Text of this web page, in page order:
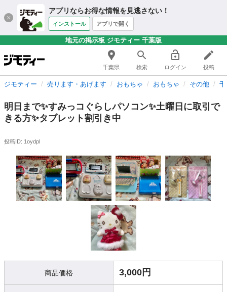
アプリならお得な情報を見逃さない！
インストール アプリで開く
地元の掲示板 ジモティー 千葉版
千葉県 検索 ログイン 投稿
ジモティー 売ります・あげます おもちゃ おもちゃ その他
明日まで✨すみっコぐらしパソコン✨土曜日に取引で
きる方✨タブレット割引き中
投稿ID: 1oydpl
商品価格 3,000円